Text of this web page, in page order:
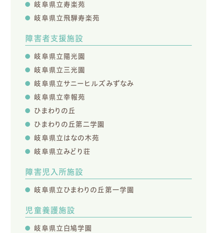
岐阜県立寿楽苑
岐阜県立飛騨寿楽苑
障害者支援施設
岐阜県立陽光園
岐阜県立三光園
岐阜県立サニーヒルズみずなみ
岐阜県立幸報苑
ひまわりの丘
ひまわりの丘第二学園
岐阜県立はなの木苑
岐阜県立みどり荘
障害児入所施設
岐阜県立ひまわりの丘第一学園
児童養護施設
岐阜県立白鳩学園